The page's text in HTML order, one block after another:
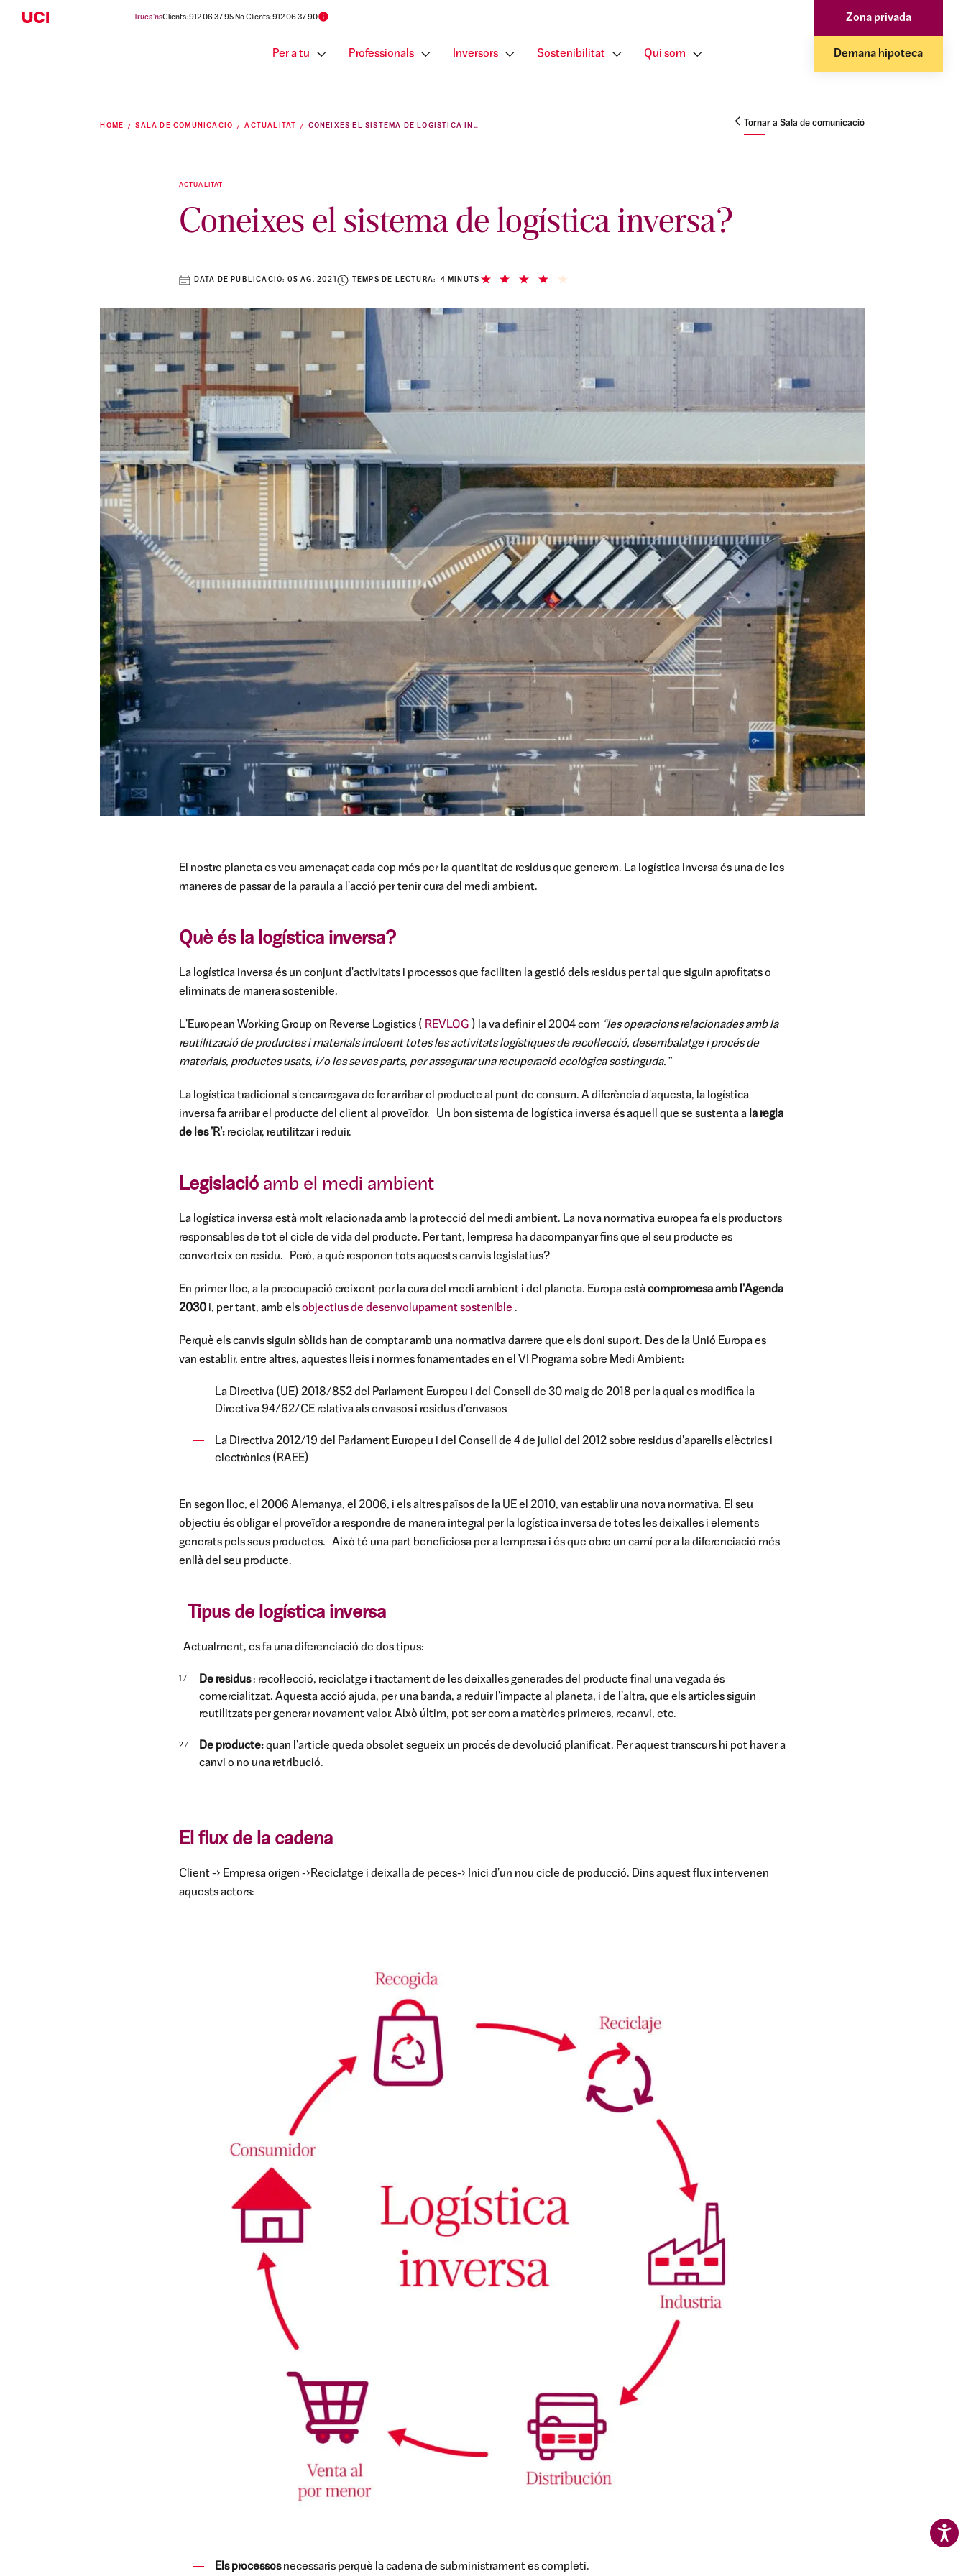
Truca'nsClients: 912 06 37 95 No Clients: 912 06 37 90 Zona privada
Per a tu Professionals Inversors Sostenibilitat Qui som Demana hipoteca
HOME SALA DE COMUNICACIÓ ACTUALITAT CONEIXES EL SISTEMA DE LOGÍSTICA INVERSA? Tornar a Sala de comunicació
ACTUALITAT
Coneixes el sistema de logística inversa?
DATA DE PUBLICACIÓ: 05 AG. 2021 TEMPS DE LECTURA: 4 MINUTS
El nostre planeta es veu amenaçat cada cop més per la quantitat de residus que generem. La logística inversa és una de les
maneres de passar de la paraula a l'acció per tenir cura del medi ambient.
Què és la logística inversa?
La logística inversa és un conjunt d'activitats i processos que faciliten la gestió dels residus per tal que siguin aprofitats o
eliminats de manera sostenible.
L'European Working Group on Reverse Logistics ( REVLOG ) la va definir el 2004 com “les operacions relacionades amb la
reutilització de productes i materials incloent totes les activitats logístiques de recol·lecció, desembalatge i procés de
materials, productes usats, i/o les seves parts, per assegurar una recuperació ecològica sostinguda.”
La logística tradicional s'encarregava de fer arribar el producte al punt de consum. A diferència d'aquesta, la logística
inversa fa arribar el producte del client al proveïdor.
Un bon sistema de logística inversa és aquell que se sustenta a la regla
de les 'R':reciclar, reutilitzar i reduir.
Legislació amb el medi ambient
La logística inversa està molt relacionada amb la protecció del medi ambient. La nova normativa europea fa els productors
responsables de tot el cicle de vida del producte. Per tant, lempresa ha dacompanyar fins que el seu producte es
converteix en residu.
Però, a què responen tots aquests canvis legislatius?
En primer lloc, a la preocupació creixent per la cura del medi ambient i del planeta. Europa estàcompromesa amb l'Agenda
2030i, per tant, amb elsobjectius de desenvolupament sostenible .
Perquè els canvis siguin sòlids han de comptar amb una normativa darrere que els doni suport. Des de la Unió Europa es
van establir, entre altres, aquestes lleis i normes fonamentades en el VI Programa sobre Medi Ambient:
La Directiva (UE) 2018/852 del Parlament Europeu i del Consell de 30 maig de 2018 per la qual es modifica la
Directiva 94/62/CE relativa als envasos i residus d'envasos
La Directiva 2012/19 del Parlament Europeu i del Consell de 4 de juliol del 2012 sobre residus d'aparells elèctrics i
electrònics (RAEE)
En segon lloc, el 2006 Alemanya, el 2006, i els altres països de la UE el 2010, van establir una nova normativa. El seu
objectiu és obligar el proveïdor a respondre de manera integral per la logística inversa de totes les deixalles i elements
generats pels seus productes.
Això té una part beneficiosa per a lempresa i és que obre un camí per a la diferenciació més
enllà del seu producte.
Tipus de logística inversa
Actualment, es fa una diferenciació de dos tipus:
De residus : recol·lecció, reciclatge i tractament de les deixalles generades del producte final una vegada és
comercialitzat. Aquesta acció ajuda, per una banda, a reduir l'impacte al planeta, i de l'altra, que els articles siguin
reutilitzats per generar novament valor. Això últim, pot ser com a matèries primeres, recanvi, etc.
De producte: quan l'article queda obsolet segueix un procés de devolució planificat. Per aquest transcurs hi pot haver a
canvi o no una retribució.
El flux de la cadena
Client -> Empresa origen ->Reciclatge i deixalla de peces-> Inici d'un nou cicle de producció. Dins aquest flux intervenen
aquests actors:
Els processos necessaris perquè la cadena de subministrament es completi.